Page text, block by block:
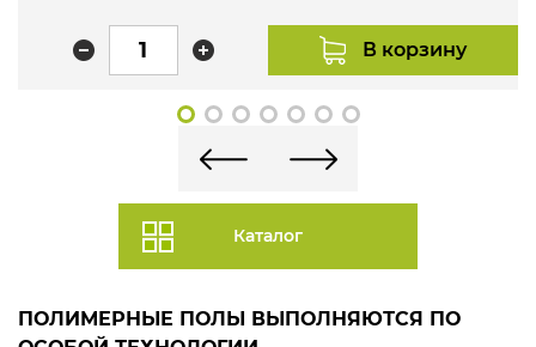
В корзину
Каталог
ПОЛИМЕРНЫЕ ПОЛЫ ВЫПОЛНЯЮТСЯ ПО